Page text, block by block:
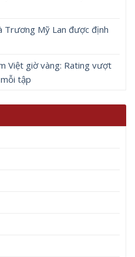
Trương Mỹ Lan được định
Việt giờ vàng: Rating vượt
tập